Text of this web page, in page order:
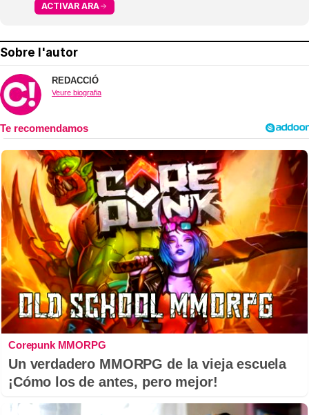
ACTIVAR ARA
Sobre l'autor
REDACCIÓ
Veure biografia
Corepunk MMORPG
Un verdadero MMORPG de la vieja escuela
¡Cómo los de antes, pero mejor!